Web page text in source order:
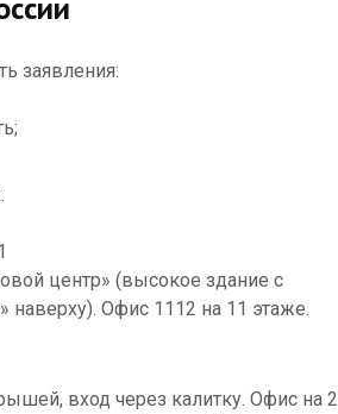
заявления:
центр» (высокое здание с
Офис 1112 на 11 этаже.
вход через калитку. Офис на 2